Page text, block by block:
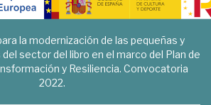
la modernización de las pequeñas y
sector del libro en el marco del Plan de
y Resiliencia. Convocatoria
2022.